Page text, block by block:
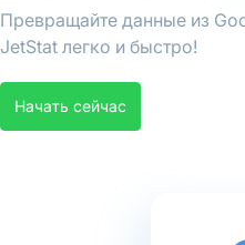
Превращайте данные из
JetStat легко и быстро!
Начать сейчас